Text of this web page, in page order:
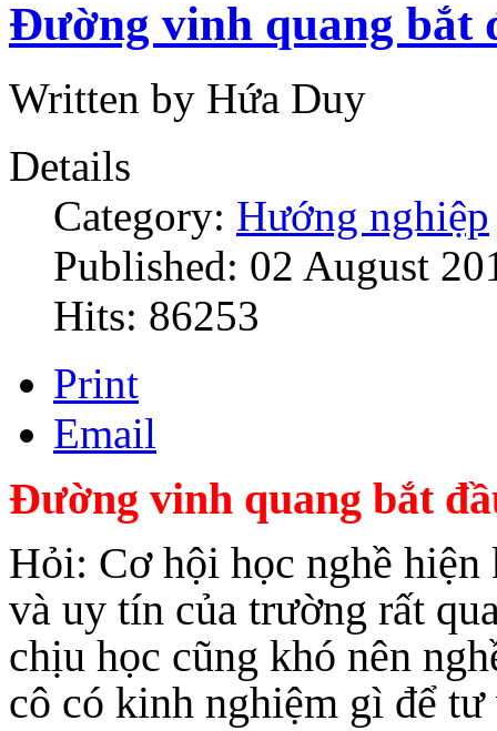
Đường vinh quang bắt
Written by Hứa Duy
Details
Category: Hướng nghiệp
Published: 02 August
Hits: 86253
Print
Email
Đường vinh quang bắt
Hỏi: Cơ hội học nghề
và uy tín của trường rất
chịu học cũng khó nên
cô có kinh nghiệm gì để